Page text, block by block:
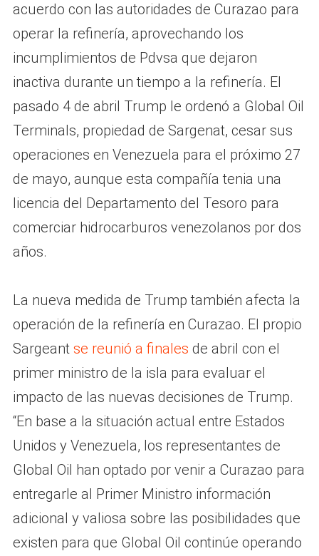
acuerdo con las autoridades de Curazao para
operar la refinería, aprovechando los
incumplimientos de Pdvsa que dejaron
inactiva durante un tiempo a la refinería. El
pasado 4 de abril Trump le ordenó a Global Oil
Terminals, propiedad de Sargenat, cesar sus
operaciones en Venezuela para el próximo 27
de mayo, aunque esta compañía tenia una
licencia del Departamento del Tesoro para
comerciar hidrocarburos venezolanos por dos
años.
La nueva medida de Trump también afecta la
operación de la refinería en Curazao. El propio
Sargeant se reunió a finales de abril con el
primer ministro de la isla para evaluar el
impacto de las nuevas decisiones de Trump.
“En base a la situación actual entre Estados
Unidos y Venezuela, los representantes de
Global Oil han optado por venir a Curazao para
entregarle al Primer Ministro información
adicional y valiosa sobre las posibilidades que
existen para que Global Oil continúe operando